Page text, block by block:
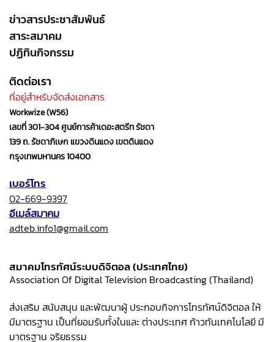
ข่าวสารประชาสัมพันธ์
สาระสมาคม
ปฏิทินกิจกรรม
ติดต่อเรา
ที่อยู่สำหรับจัดส่งเอกสาร
Workwize (W56)
เลขที่ 301-304 ศูนย์การค้าเดอะสตรีท รัชดา
139 ถ. รัชดาภิเษก แขวงดินแดง เขตดินแดง
กรุงเทพมหานคร 10400
เบอร์โทร
02-669-9397
อีเมล์สมาคม
adteb.info1@gmail.com
สมาคมโทรทัศน์ระบบดิจิตอล (ประเทศไทย)
Association Of Digital Television Broadcasting (Thailand)
ส่งเสริม สนับสนุน และพัฒนาผู้ ประกอบกิจการโทรทัศน์ดิจิตอล ให้
มีมาตรฐาน เป็นที่ยอมรับทั้งในและ ต่างประเทศ ก้าวทันเทคโนโลยี มี
มาตรฐาน จริยธรรม